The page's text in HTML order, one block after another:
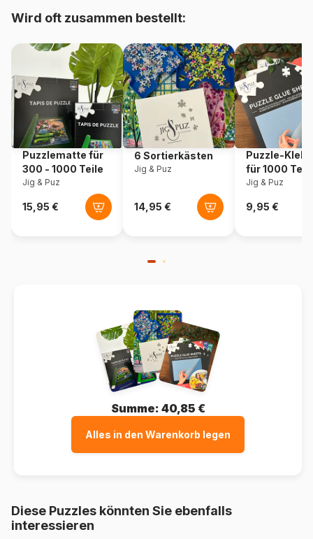
Artikelnummer Bluebird-Puzzle-F-90826
EAN 3663384908262
Teileanzahl 500 Teile
Maße 48 x 34 cm
Material
Verpackung Puzzlekarton
Wird oft zusammen bestellt:
Puzzlematte für
300 - 1000 Teile
Jig & Puz
6 Sortierkästen
Jig & Puz
Puzzle-
für 1000
Jig & Puz
Summe: 40,85 €
Alles in den Warenkorb legen
Diese Puzzles könnten Sie ebenfalls
interessieren